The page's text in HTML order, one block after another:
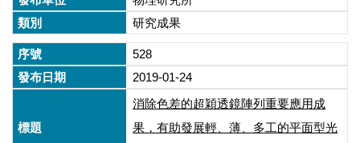
研究成果
528
2019-01-24
消除色差的超穎透鏡陣列重要應用成
果，有助發展輕、薄、多工的平面型光